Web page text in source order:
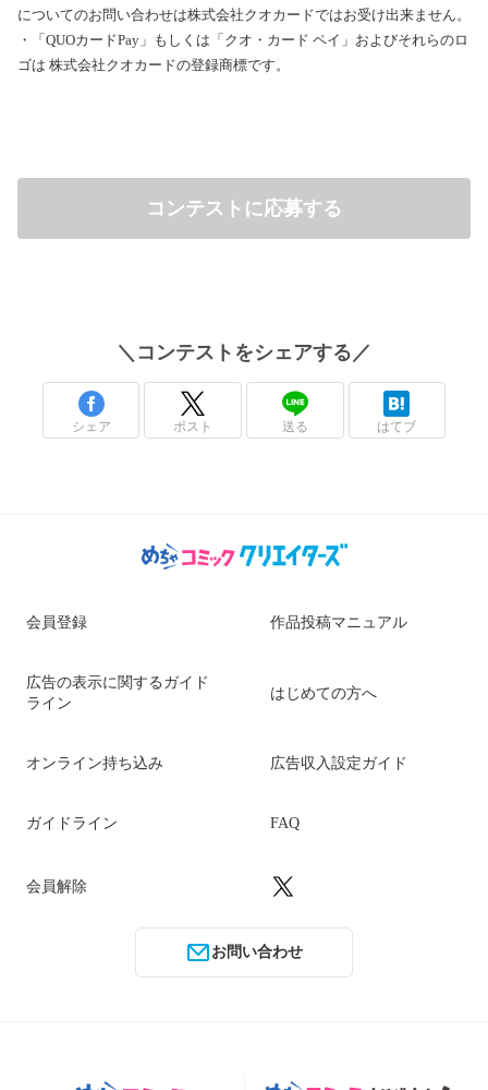
についてのお問い合わせは株式会社クオカードではお受け出来ません。
・「QUOカードPay」もしくは「クオ・カード ペイ」およびそれらのロ
ゴは 株式会社クオカードの登録商標です。
コンテストに応募する
＼ コンテスト をシェアする／
シェア ポスト 送る はてブ
会員登録 作品投稿マニュアル
広告の表示に関するガイド
ライン
はじめての方へ
オンライン持ち込み 広告収入設定ガイド
ガイドライン FAQ
会員解除
お問い合わせ